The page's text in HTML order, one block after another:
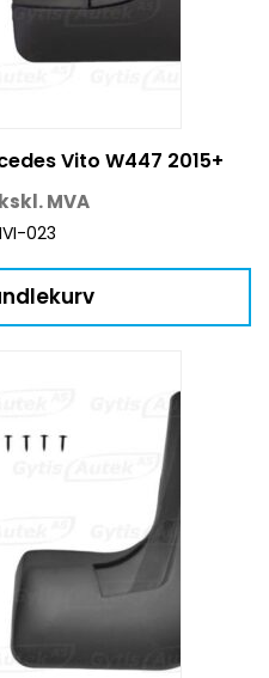
Vito W447 2015+
MVA
023